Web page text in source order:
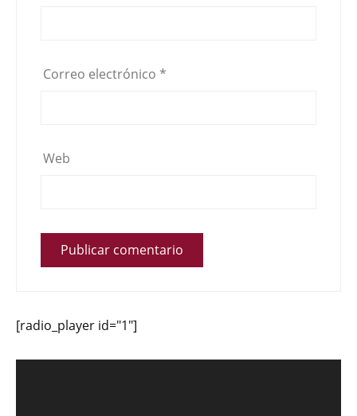
Correo electrónico *
Web
[radio_player id="1"]